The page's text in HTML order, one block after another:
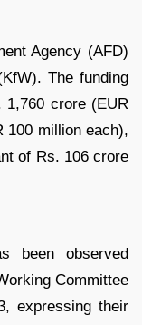
Agency (AFD)
The funding
crore (EUR
100 million each),
of Rs. 106 crore
been observed
Committee
expressing their